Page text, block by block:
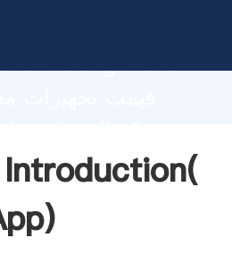
strength and
قیمت تجهیزات معدن باریت Introduction(
)